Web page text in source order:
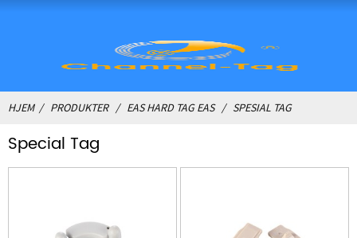
HJEM PRODUKTER EAS HARD TAG EAS SPESIAL TAG
Special Tag